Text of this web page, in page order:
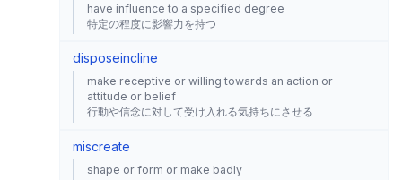
have influence to a specified degree
特定の程度に影響力を持つ
disposeincline
make receptive or willing towards an action or
attitude or belief
行動や信念に対して受け入れる気持ちにさせる
miscreate
shape or form or make badly